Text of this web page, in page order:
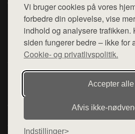
Vi bruger cookies på vores
forbedre din oplevelse, vise
indhold og analysere trafikken.
siden fungerer bedre – ikke for
Cookie- og privatlivspolitik.
Accepter alle
Afvis
Indstillinger
Top Rabatter
Blog
Kontakt
Denne side er en del af want.dk, der
hjemmesider med præsentation af
diverse webshops. Der sælges ikke
henviser til de shops, som sælger
varerne på lager.